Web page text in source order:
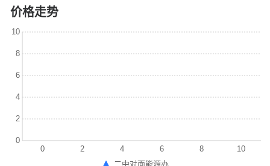
价格走势